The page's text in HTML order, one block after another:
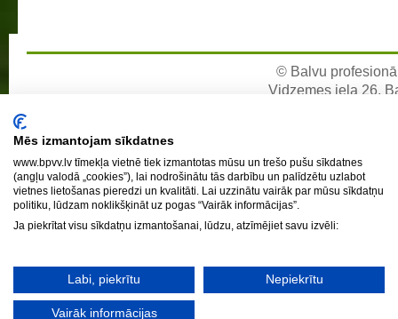
© Balvu
Vidzemes iela 26,
Mēs izmantojam sīkdatnes
www.bpvv.lv tīmekļa vietnē tiek izmantotas mūsu un trešo pušu sīkdatnes
(angļu valodā „cookies”), lai nodrošinātu tās darbību un palīdzētu uzlabot
vietnes lietošanas pieredzi un kvalitāti. Lai uzzinātu vairāk par mūsu sīkdatņu
politiku, lūdzam noklikšķināt uz pogas “Vairāk informācijas”.
Ja piekrītat visu sīkdatņu izmantošanai, lūdzu, atzīmējiet savu izvēli:
Labi, piekrītu Nepiekrītu
Vairāk informācijas